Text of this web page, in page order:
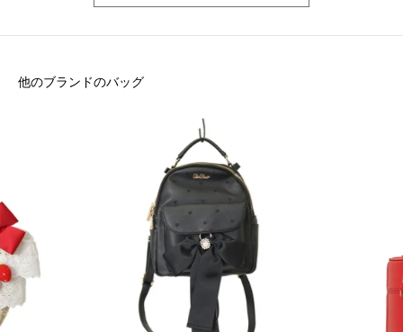
他のブランドのバッグ